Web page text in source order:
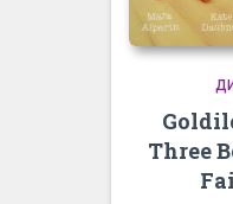
Three